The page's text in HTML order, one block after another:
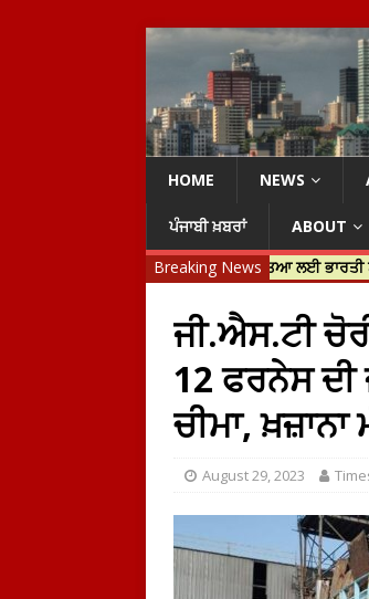
HOME NEWS
ਪੰਜਾਬੀ ਖ਼ਬਰਾਂ ABOUT
Breaking News
ਟਰੂਡੋ ਨੇ ਹਰਦੀਪ ਨਿੱਝਰ ਦੀ ਹੱਤਿਆ ਲਈ ਭਾਰਤੀ ਏਜੰਸੀਆਂ ਨੂੰ
ਜੀ.ਐਸ.ਟੀ
12 ਫਰਨੇਸ
ਚੀਮਾ,
August 29, 2023